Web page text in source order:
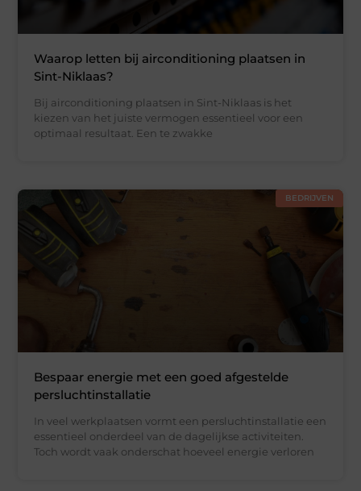
Waarop letten bij airconditioning plaatsen in
Sint-Niklaas?
Bij airconditioning plaatsen in Sint-Niklaas is het
kiezen van het juiste vermogen essentieel voor een
optimaal resultaat. Een te zwakke
BEDRIJVEN
Bespaar energie met een goed afgestelde
persluchtinstallatie
In veel werkplaatsen vormt een persluchtinstallatie een
essentieel onderdeel van de dagelijkse activiteiten.
Toch wordt vaak onderschat hoeveel energie verloren